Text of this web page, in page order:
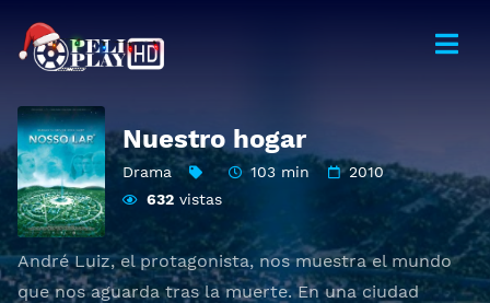
Nuestro hogar
Drama 103 min
2010
632 vistas
André Luiz, el protagonista, nos muestra el mundo
que nos aguarda tras la muerte. En una ciudad